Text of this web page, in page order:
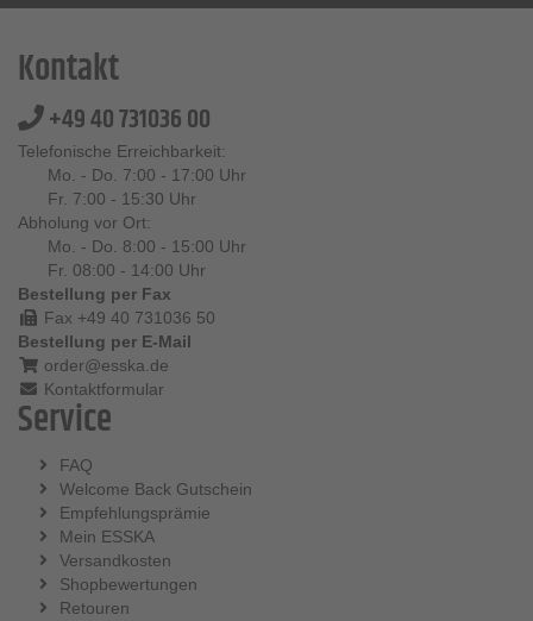
Kontakt
+49 40 731036 00
Telefonische Erreichbarkeit:
Mo. - Do. 7:00 - 17:00 Uhr
Fr. 7:00 - 15:30 Uhr
Abholung vor Ort:
Mo. - Do. 8:00 - 15:00 Uhr
Fr. 08:00 - 14:00 Uhr
Bestellung per Fax
Fax +49 40 731036 50
Bestellung per E-Mail
order@esska.de
Kontaktformular
Service
FAQ
Welcome Back Gutschein
Empfehlungsprämie
Mein ESSKA
Versandkosten
Shopbewertungen
Retouren